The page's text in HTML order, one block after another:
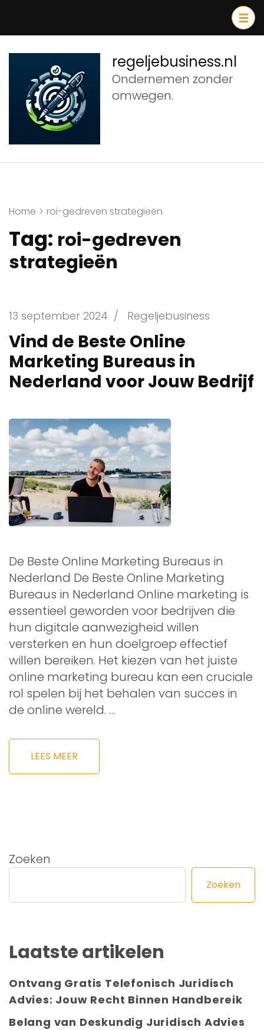
inhoud
(druk
Enter)
regeljebusiness.nl
Ondernemen zonder
omwegen.
Home > roi-gedreven strategieën
Tag: roi-gedreven
strategieën
13 september 2024 / Regeljebusiness
Vind de Beste Online
Marketing Bureaus in
Nederland voor Jouw Bedrijf
De Beste Online Marketing Bureaus in
Nederland De Beste Online Marketing
Bureaus in Nederland Online marketing is
essentieel geworden voor bedrijven die
hun digitale aanwezigheid willen
versterken en hun doelgroep effectief
willen bereiken. Het kiezen van het juiste
online marketing bureau kan een cruciale
rol spelen bij het behalen van succes in
de online wereld. …
LEES MEER
Zoeken
Zoeken
Laatste artikelen
Ontvang Gratis Telefonisch Juridisch
Advies: Jouw Recht Binnen Handbereik
Belang van Deskundig Juridisch Advies